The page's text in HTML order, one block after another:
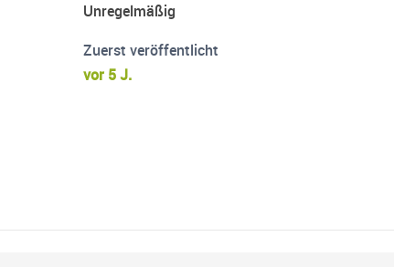
Unregelmäßig
Zuerst veröffentlicht
vor 5 J.